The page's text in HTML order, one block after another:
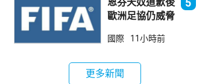
歐洲足協仍威脅
事
5
國際 11小時前
更多新聞